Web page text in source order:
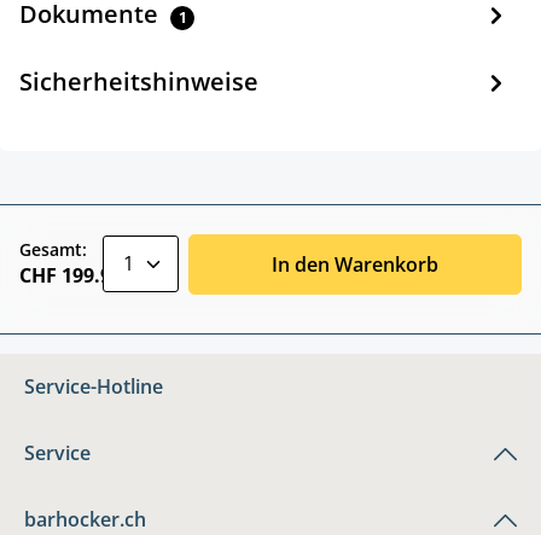
Dokumente 1
Sicherheitshinweise
Gesamt:
CHF 199.90 In den Warenkorb
Service-Hotline
Service
barhocker.ch